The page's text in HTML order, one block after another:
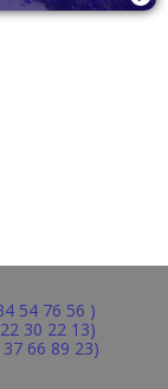
54 76 56 )
30 22 13)
66 89 23)